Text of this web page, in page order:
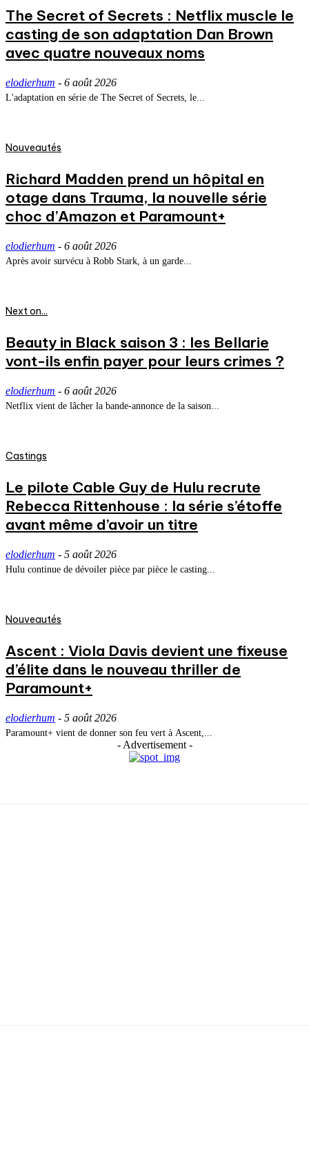
The Secret of Secrets : Netflix muscle le
casting de son adaptation Dan Brown
avec quatre nouveaux noms
elodierhum - 6 août 2026
L'adaptation en série de The Secret of Secrets, le...
Nouveautés
Richard Madden prend un hôpital en
otage dans Trauma, la nouvelle série
choc d’Amazon et Paramount+
elodierhum - 6 août 2026
Après avoir survécu à Robb Stark, à un garde...
Next on...
Beauty in Black saison 3 : les Bellarie
vont-ils enfin payer pour leurs crimes ?
elodierhum - 6 août 2026
Netflix vient de lâcher la bande-annonce de la saison...
Castings
Le pilote Cable Guy de Hulu recrute
Rebecca Rittenhouse : la série s’étoffe
avant même d’avoir un titre
elodierhum - 5 août 2026
Hulu continue de dévoiler pièce par pièce le casting...
Nouveautés
Ascent : Viola Davis devient une fixeuse
d’élite dans le nouveau thriller de
Paramount+
elodierhum - 5 août 2026
Paramount+ vient de donner son feu vert à Ascent,...
- Advertisement -